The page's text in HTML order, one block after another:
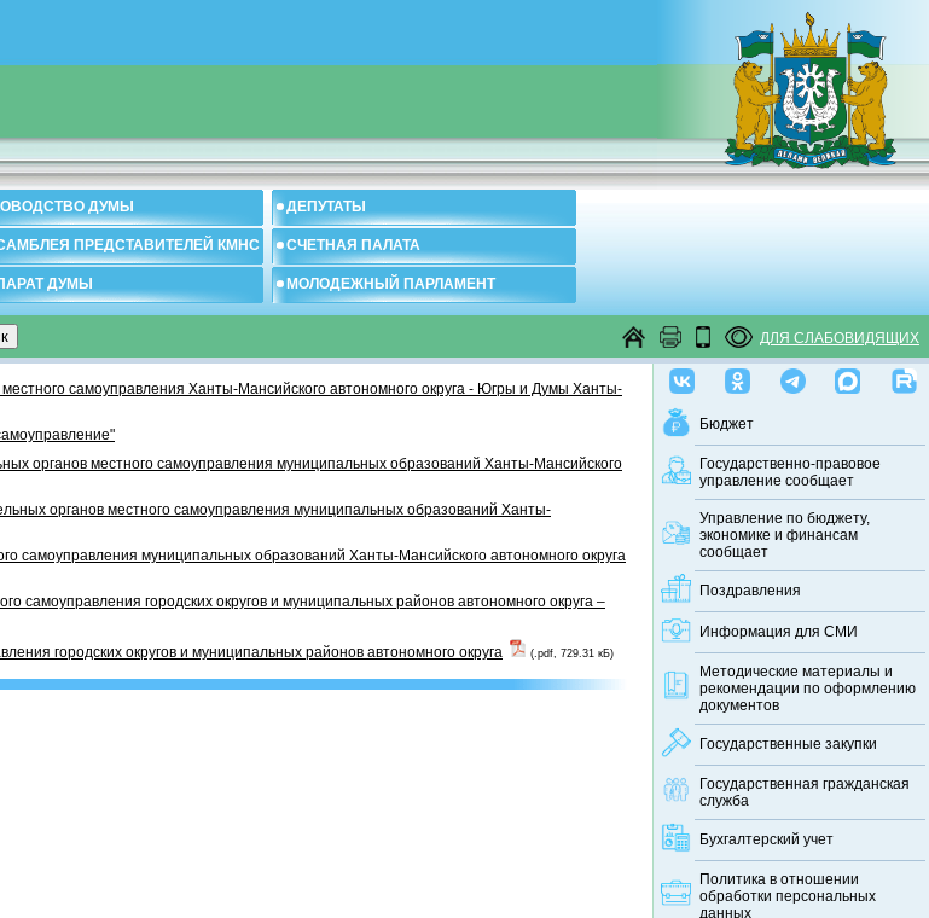
ДУМЫ ДЕПУТАТЫ
ПРЕДСТАВИТЕЛЕЙ КМНС СЧЕТНАЯ ПАЛАТА
ДУМЫ МОЛОДЕЖНЫЙ ПАРЛАМЕНТ
ДЛЯ СЛАБОВИДЯЩИХ
Бюджет
Государственно-правовое
управление сообщает
Управление по бюджету,
экономике и финансам
сообщает
Поздравления
Информация для СМИ
Методические материалы и
рекомендации по оформлению
документов
Государственные закупки
Государственная гражданская
служба
Бухгалтерский учет
Политика в отношении
обработки персональных
данных
самоуправления Ханты-Мансийского автономного округа - Югры и Думы Ханты-
органов местного самоуправления муниципальных образований Ханты-Мансийского
органов местного самоуправления муниципальных образований Ханты-
самоуправления муниципальных образований Ханты-Мансийского автономного округа
самоуправления городских округов и муниципальных районов автономного округа –
городских округов и муниципальных районов автономного округа
(.pdf, 729.31 кБ)